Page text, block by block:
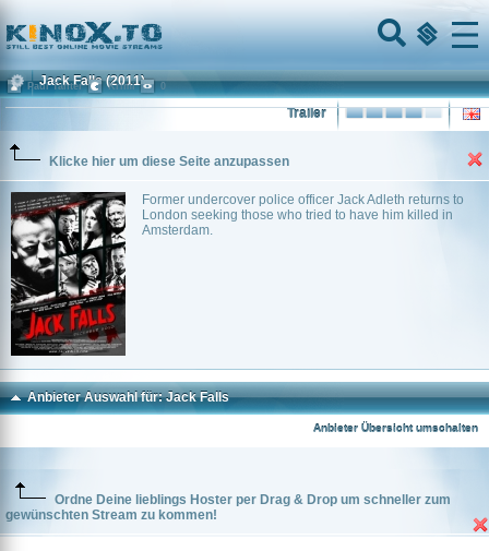
Home
Menu
Jack Falls (2011)
Trailer
Klicke hier um diese Seite anzupassen
Former undercover police officer Jack Adleth returns to
London seeking those who tried to have him killed in
Amsterdam.
Paul Tanter Krimi 0
Anbieter Auswahl für: Jack Falls
Anbieter Übersicht umschalten
Ordne Deine lieblings Hoster per Drag & Drop um schneller zum
gewünschten Stream zu kommen!